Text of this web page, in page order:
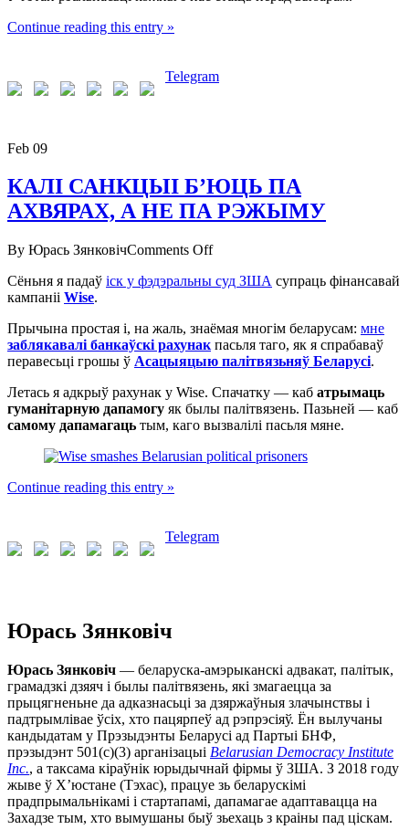
Continue reading this entry »
Telegram
Feb 09
КАЛІ САНКЦЫІ Б’ЮЦЬ ПА
АХВЯРАХ, А НЕ ПА РЭЖЫМУ
By Юрась ЗянковічComments Offon
САНКЦЫІ
АХВЯРАХ,
А
НЕ
РЭЖЫМУ
Сёньня я падаў іск у фэдэральны суд ЗША супраць фінансавай
кампаніі Wise.
Прычына простая і, на жаль, знаёмая многім беларусам: мне
заблякавалі банкаўскі рахунак пасьля таго, як я спрабаваў
перавесьці грошы ў Асацыяцыю палітвязьняў Беларусі.
Летась я адкрыў рахунак у Wise. Спачатку — каб атрымаць
гуманітарную дапамогу як былы палітвязень. Пазьней — каб
самому дапамагаць тым, каго вызвалілі пасьля мяне.
Continue reading this entry »
Telegram
Юрась Зянковіч
Юрась Зянковіч — беларуска-амэрыканскі адвакат, палітык,
грамадзкі дзяяч і былы палітвязень, які змагаецца за
прыцягненьне да адказнасьці за дзяржаўныя злачынствы і
падтрымлівае ўсіх, хто пацярпеў ад рэпрэсіяў. Ён вылучаны
кандыдатам у Прэзыдэнты Беларусі ад Партыі БНФ,
прэзыдэнт 501(c)(3) арганізацыі Belarusian Democracy Institute
Inc., а таксама кіраўнік юрыдычнай фірмы ў ЗША. З 2018 году
жыве ў Х’юстане (Тэхас), працуе зь беларускімі
прадпрымальнікамі і стартапамі, дапамагае адаптавацца на
Захадзе тым, хто вымушаны быў зьехаць з краіны пад ціскам.